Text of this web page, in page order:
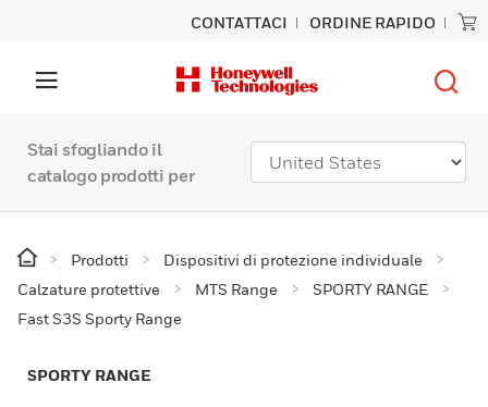
CONTATTACI ORDINE RAPIDO
Stai sfogliando il
catalogo prodotti per
Prodotti
Dispositivi di protezione individuale
Calzature protettive
MTS Range
SPORTY RANGE
Fast S3S Sporty Range
SPORTY RANGE